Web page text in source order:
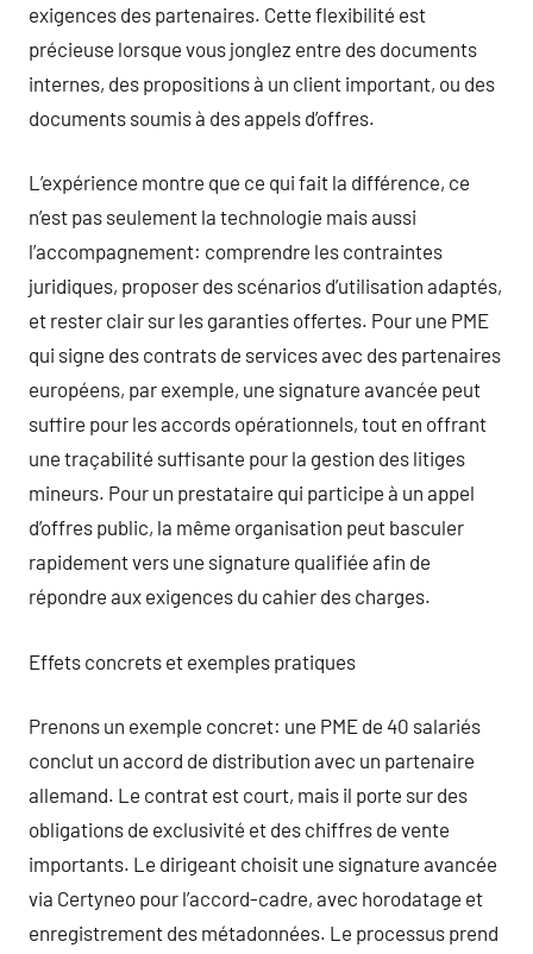
exigences des partenaires. Cette flexibilité est
précieuse lorsque vous jonglez entre des documents
internes, des propositions à un client important, ou des
documents soumis à des appels d’offres.
L’expérience montre que ce qui fait la différence, ce
n’est pas seulement la technologie mais aussi
l’accompagnement: comprendre les contraintes
juridiques, proposer des scénarios d’utilisation adaptés,
et rester clair sur les garanties offertes. Pour une PME
qui signe des contrats de services avec des partenaires
européens, par exemple, une signature avancée peut
suffire pour les accords opérationnels, tout en offrant
une traçabilité suffisante pour la gestion des litiges
mineurs. Pour un prestataire qui participe à un appel
d’offres public, la même organisation peut basculer
rapidement vers une signature qualifiée afin de
répondre aux exigences du cahier des charges.
Effets concrets et exemples pratiques
Prenons un exemple concret: une PME de 40 salariés
conclut un accord de distribution avec un partenaire
allemand. Le contrat est court, mais il porte sur des
obligations de exclusivité et des chiffres de vente
importants. Le dirigeant choisit une signature avancée
via Certyneo pour l’accord-cadre, avec horodatage et
enregistrement des métadonnées. Le processus prend